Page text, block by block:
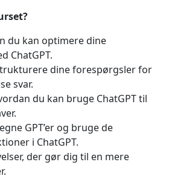
du kan optimere dine
ChatGPT.
dine forespørgsler for
svar.
du kan bruge ChatGPT til
GPT’er og bruge de
i ChatGPT.
der gør dig til en mere